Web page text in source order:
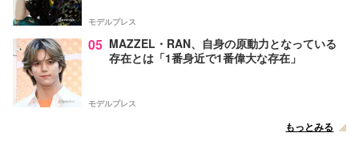
モデルプレス
05 MAZZEL・RAN、自身の原動力となっている
存在とは「1番身近で1番偉大な存在」
モデルプレス
もっとみる